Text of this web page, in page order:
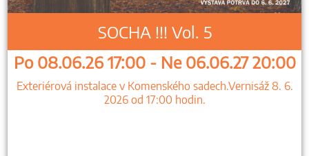
SOCHA !!! Vol. 5
Po 08.06.26 17:00 - Ne 06.06.27 20:00
Exteriérová instalace v Komenského sadech.Vernisáž 8. 6.
2026 od 17:00 hodin.